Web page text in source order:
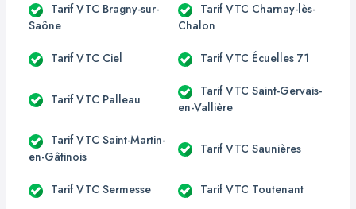
Tarif VTC Bragny-sur-
Saône
Tarif VTC Charnay-lès-
Chalon
Tarif VTC Ciel Tarif VTC Écuelles 71
Tarif VTC Palleau
Tarif VTC Saint-Gervais-
en-Vallière
Tarif VTC Saint-Martin-
en-Gâtinois
Tarif VTC Saunières
Tarif VTC Sermesse Tarif VTC Toutenant